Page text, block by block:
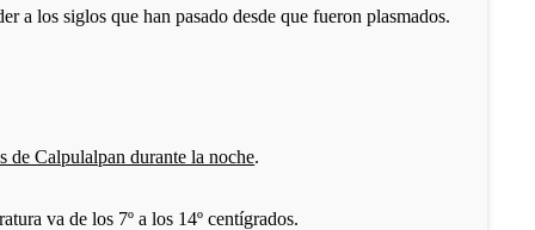
a los siglos que han pasado desde que fueron plasmados.
de Calpulalpan durante la noche.
va de los 7º a los 14º centígrados.